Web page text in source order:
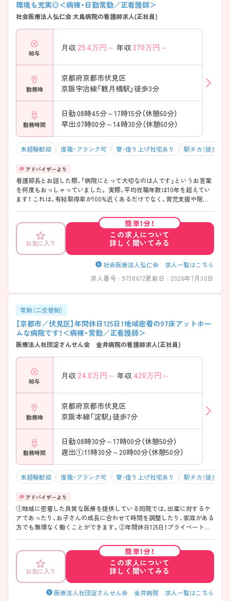
環境も充実◎＜病棟・日勤常勤／正看護師＞
社会医療法人弘仁会 大島病院の看護師求人(正社員)
給与
月収 25.4万円～ 年収 370万円～
勤務地
京都府京都市伏見区
京阪宇治線「観月橋駅」徒歩3分
勤務時間
日勤:08時45分～17時15分（休憩60分）
早出:07時00分～14時30分（休憩60分）
未経験歓迎 復職・ブランク可 寮・借り上げ社宅あり 駅チカ（徒歩10
看護部長とお話した際、「病院にとって大切なのは人です」というお言葉
を何度もおっしゃっていました。 実際、平均在職年数は10年を超えてい
ます！ これは、有給取得率が100%近くあるだけでなく、育児支援や院内
お気に入り
簡単1分！
この求人について
詳しく聞いてみる
社会医療法人弘仁会 求人一覧はこちら
求人番号 : 9738672更新日 : 2026年7月30日
常勤（二交替制）
【京都市／伏見区】年間休日125日！地域密着の97床アットホー
ムな病院です！＜病棟・常勤／正看護師＞
医療法人社団淀さんせん会 金井病院の看護師求人(正社員)
給与
月収 24.0万円～ 年収 420万円～
勤務地
京都府京都市伏見区
京阪本線「淀駅」徒歩7分
勤務時間
日勤:08時30分～17時00分（休憩50分）
遅出①:11時30分～20時00分（休憩50分）
未経験歓迎 復職・ブランク可 寮・借り上げ社宅あり 駅チカ（徒歩10
①地域に密着した良質な医療を提供している同院では、出産に対するケ
アであったり、お子さんの成長に合わせて時間を調整したり、家庭がある
方でも無理なく働くことができます。②年間休日125日！プライベートも
お気に入り
簡単1分！
この求人について
詳しく聞いてみる
医療法人社団淀さんせん会 金井病院 求人一覧はこちら